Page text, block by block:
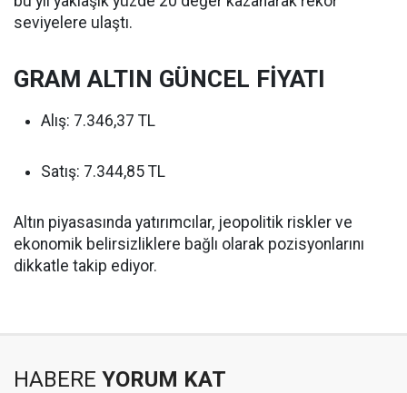
seviyelere ulaştı.
GRAM ALTIN GÜNCEL FİYATI
Alış: 7.346,37 TL
Satış: 7.344,85 TL
Altın piyasasında yatırımcılar, jeopolitik riskler ve
ekonomik belirsizliklere bağlı olarak pozisyonlarını
dikkatle takip ediyor.
HABERE YORUM KAT